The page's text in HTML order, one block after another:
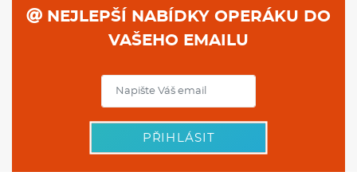
NEJLEPŠÍ NABÍDKY OPERÁKU DO
VAŠEHO EMAILU
PŘIHLÁSIT